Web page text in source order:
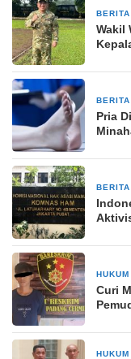
BERITA
Wakil
BERITA
Pria
BERITA
Curi